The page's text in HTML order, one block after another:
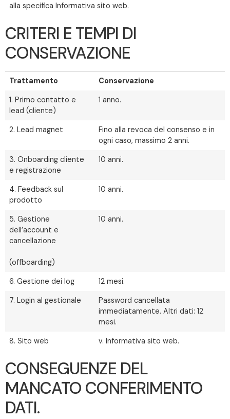
alla specifica Informativa sito web.
CRITERI E TEMPI DI
CONSERVAZIONE
Trattamento Conservazione
1. Primo contatto e
lead (cliente)
1 anno.
2. Lead magnet
Fino alla revoca del consenso e in
ogni caso, massimo 2 anni.
3. Onboarding cliente
e registrazione
10 anni.
4. Feedback sul
prodotto
10 anni.
5. Gestione
dell’account e
cancellazione
(offboarding)
10 anni.
6. Gestione dei log 12 mesi.
7. Login al gestionale
Password cancellata
immediatamente. Altri dati: 12
mesi.
8. Sito web v. Informativa sito web.
CONSEGUENZE DEL
MANCATO CONFERIMENTO
DATI.